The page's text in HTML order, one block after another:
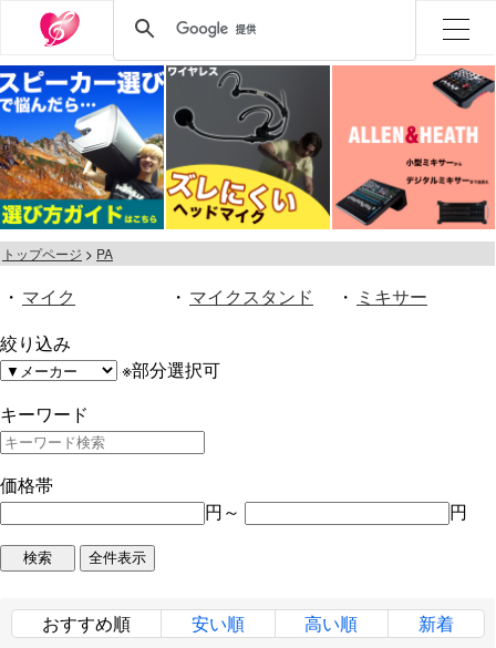
トップページ PA
・ マイク ・ マイクスタンド ・ ミキサー
絞り込み
※部分選択可
キーワード
価格帯
円～
円
おすすめ順 安い順 高い順 新着